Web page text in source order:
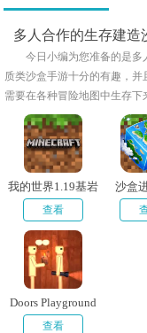
多人合作的生存建造
今日小编为您准备的是
质类沙盒手游十分的有趣，
需要在各种冒险地图中生存
地图的任务，无广告并且不
我的世界1.19基岩
版
查看
沙盒
Doors Playground
查看